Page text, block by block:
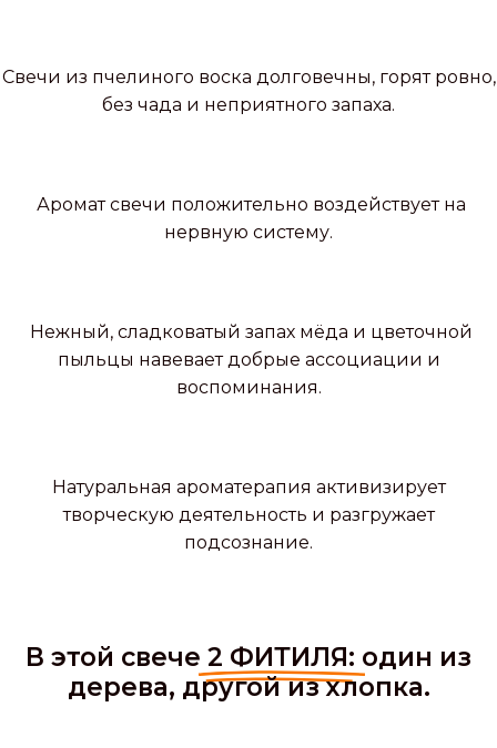
Свечи из пчелиного воска долговечны, горят ровно,
без чада и неприятного запаха.
Аромат свечи положительно воздействует на
нервную систему.
Нежный, сладковатый запах мёда и цветочной
пыльцы навевает добрые ассоциации и
воспоминания.
Натуральная ароматерапия активизирует
творческую деятельность и разгружает
подсознание.
В этой свече 2 ФИТИЛЯ: один из
дерева, другой из хлопка.